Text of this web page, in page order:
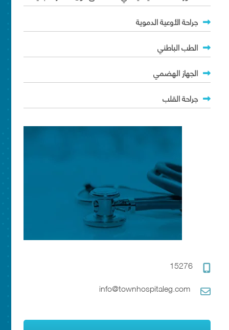
جراحة الأوعية الدموية
الطب الباطني
الجهاز الهضمي
جراحة القلب
15276
info@townhospitaleg.com